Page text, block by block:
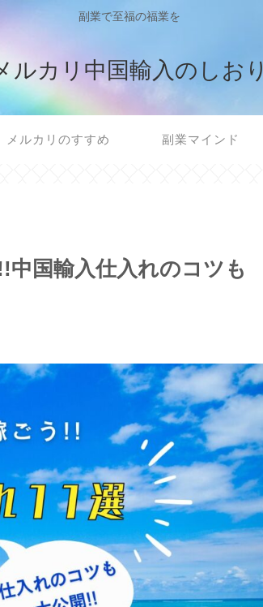
副業で至福の福業を
ルカリ中国輸入のしおり
メルカリのすすめ 副業マインド
中国輸入仕入れのコツも